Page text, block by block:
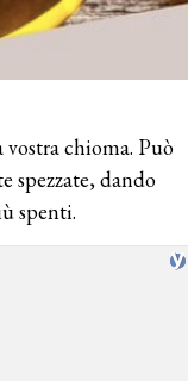
vostra chioma. Può
spezzate, dando
spenti.